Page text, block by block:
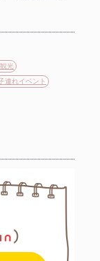
光
連れイベント